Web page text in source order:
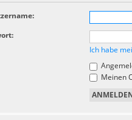
Ich habe
Meinen